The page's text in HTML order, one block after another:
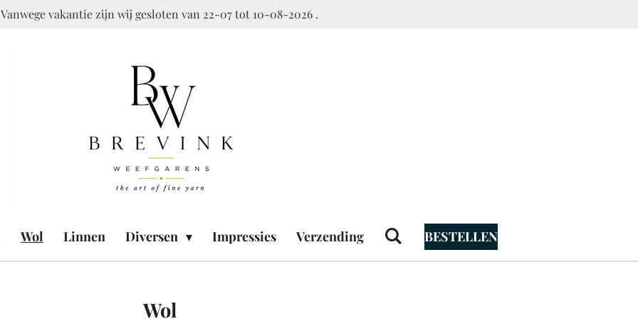
Vanwege vakantie zijn wij gesloten van 22-07 tot 10-08-2026 .
Wol Linnen Diversen Impressies Verzending BESTELLEN
Wol